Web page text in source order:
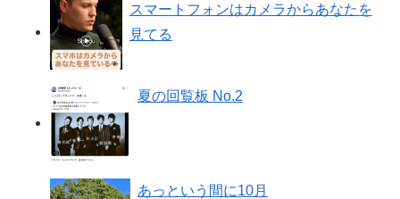
スマートフォンはカメラからあなたを
見てる
夏の回覧板 No.2
あっという間に10月